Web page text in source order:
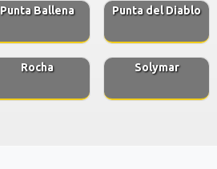
Punta Ballena Punta del Diablo
Rocha Solymar